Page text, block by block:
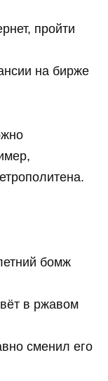
пройти
на бирже
бомж
в ржавом
сменил его